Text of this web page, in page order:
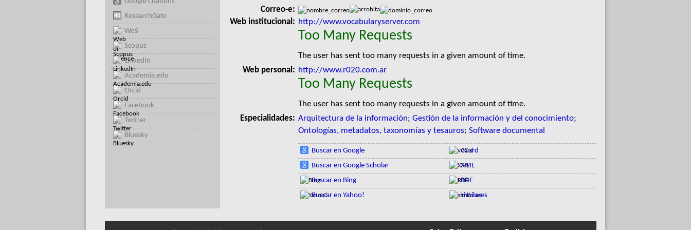
ResearchGate
WoS
Scopus
LinkedIn
Academia.edu
Orcid
Facebook
Twitter
Bluesky
Correo-e:
Web institucional: http://www.vocabularyserver.com
Too Many Requests
The user has sent too many requests in a given amount of time.
Web personal: http://www.r020.com.ar
Too Many Requests
The user has sent too many requests in a given amount of time.
Especialidades: Arquitectura de la información; Gestión de la información y del conocimiento;
Ontologías, metadatos, taxonomías y tesauros; Software documental
Buscar en Google
Buscar en Google Scholar
Buscar en Bing
Buscar en Yahoo!
vCard
XML
RDF
similares